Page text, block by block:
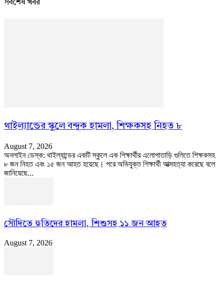
সর্বশেষ খবর
থাইল্যান্ডের স্কুলে বন্দুক হামলা, শিক্ষকসহ নিহত ৮
August 7, 2026
অনলাইন ডেস্ক: থাইল্যান্ডের একটি স্কুলে এক শিক্ষার্থীর এলোপাতাড়ি গুলিতে শিক্ষকসহ
৮ জন নিহত এবং ১৫ জন আহত হয়েছে। পরে অভিযুক্ত শিক্ষার্থী আত্মহত্যা করেছে বলে
জানিয়েছে...
সৌদিতে হুতিদের হামলা, শিশুসহ ১১ জন আহত
August 7, 2026